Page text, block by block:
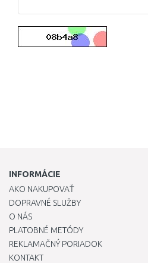
INFORMÁCIE
AKO NAKUPOVAŤ
DOPRAVNÉ SLUŽBY
O NÁS
PLATOBNÉ METÓDY
REKLAMAČNÝ PORIADOK
KONTAKT